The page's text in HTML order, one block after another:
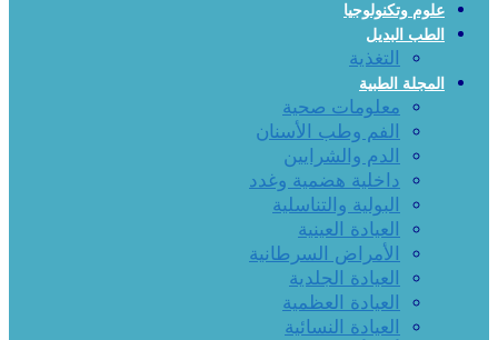
علوم وتكنولوجيا
الطب البديل
التغذية
المجلة الطبية
معلومات صحية
الفم وطب الأسنان
الدم والشرايين
داخلية هضمية وغدد
البولية والتناسلية
العيادة العينية
الأمراض السرطانية
العيادة الجلدية
العيادة العظمية
العيادة النسائية